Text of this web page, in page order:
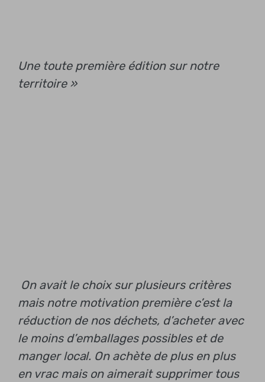
Une toute première édition sur notre
territoire »
On avait le choix sur plusieurs critères
mais notre motivation première c’est la
réduction de nos déchets, d’acheter avec
le moins d’emballages possibles et de
manger local. On achète de plus en plus
en vrac mais on aimerait supprimer tous